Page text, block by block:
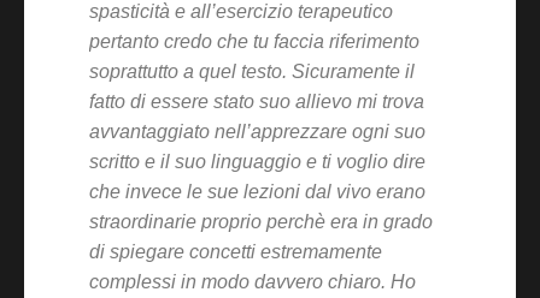
spasticità e all’esercizio terapeutico
pertanto credo che tu faccia riferimento
soprattutto a quel testo. Sicuramente il
fatto di essere stato suo allievo mi trova
avvantaggiato nell’apprezzare ogni suo
scritto e il suo linguaggio e ti voglio dire
che invece le sue lezioni dal vivo erano
straordinarie proprio perchè era in grado
di spiegare concetti estremamente
complessi in modo davvero chiaro. Ho